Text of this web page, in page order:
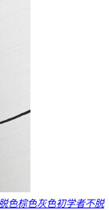
色棕色灰色初学者不脱